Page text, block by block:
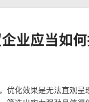
业应当如
化效果是无法直观